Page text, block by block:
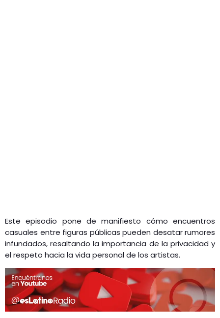
Este episodio pone de manifiesto cómo encuentros
casuales entre figuras públicas pueden desatar rumores
infundados, resaltando la importancia de la privacidad y
el respeto hacia la vida personal de los artistas.​